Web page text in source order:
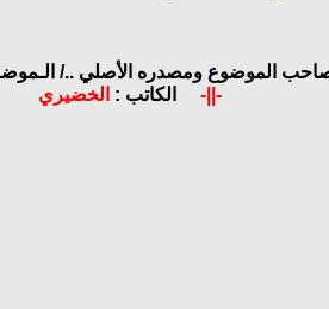
صاحب الموضوع ومصدره الأصلي ../
-||-
الكاتب : الخضيري